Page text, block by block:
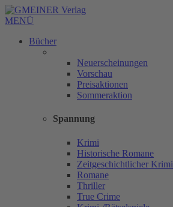
MENÜ
Bücher
Neuerscheinungen
Vorschau
Preisaktionen
Sommeraktion
Spannung
Krimi
Historische Romane
Zeitgeschichtlicher Krimi
Romane
Thriller
True Crime